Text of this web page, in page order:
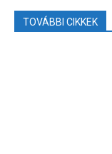
TOVÁBBI CIKKEK